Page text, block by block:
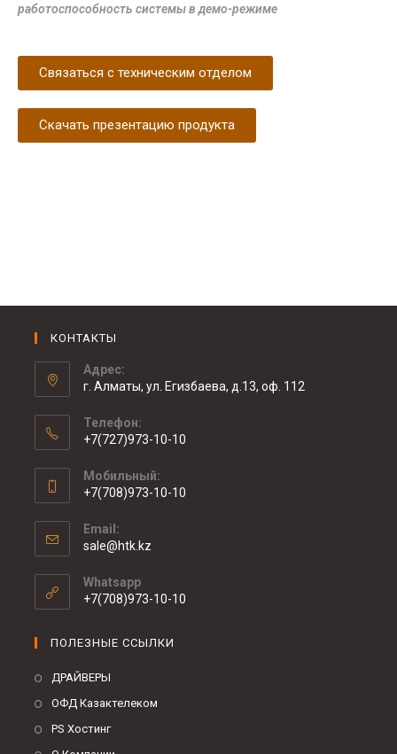
работоспособность системы в демо-режиме
Связаться с техническим отделом
Скачать презентацию продукта
КОНТАКТЫ
Адрес:
г. Алматы, ул. Егизбаева, д.13, оф. 112
Телефон:
+7(727)973-10-10
Мобильный:
+7(708)973-10-10
Email:
sale@htk.kz
Whatsapp
+7(708)973-10-10
ПОЛЕЗНЫЕ ССЫЛКИ
ДРАЙВЕРЫ
ОФД Казактелеком
PS Хостинг